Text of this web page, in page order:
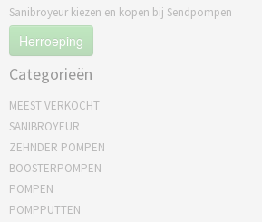
Sanibroyeur kiezen en kopen bij Sendpompen
Herroeping
Categorieën
MEEST VERKOCHT
SANIBROYEUR
ZEHNDER POMPEN
BOOSTERPOMPEN
POMPEN
POMPPUTTEN